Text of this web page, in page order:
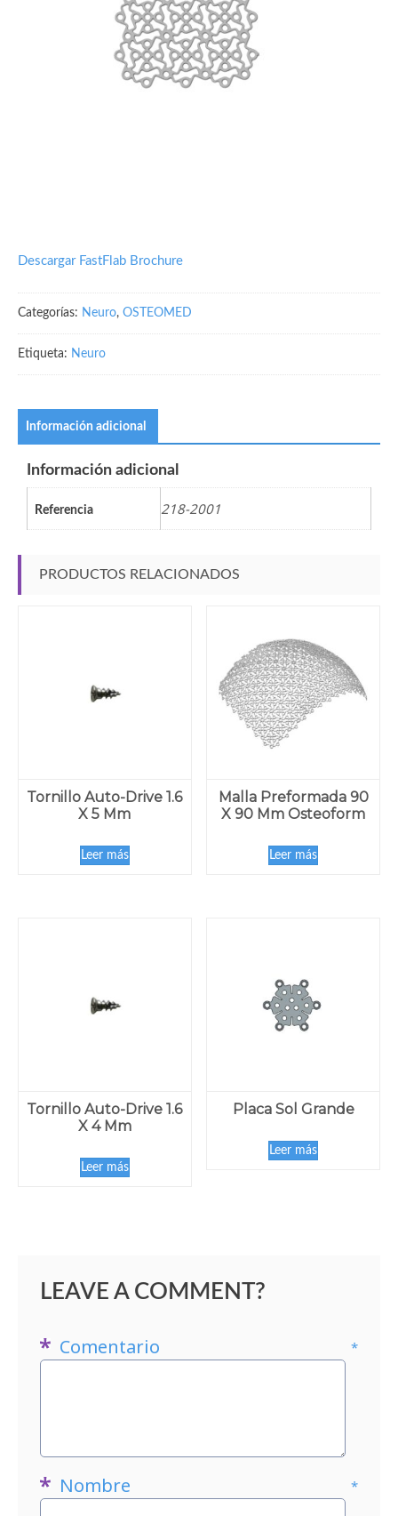
Descargar FastFlab Brochure
Categorías: Neuro, OSTEOMED
Etiqueta: Neuro
Información adicional
Información adicional
Referencia 218-2001
PRODUCTOS RELACIONADOS
Tornillo Auto-Drive 1.6
X 5 Mm
Leer más
Malla Preformada 90
X 90 Mm Osteoform
Leer más
Tornillo Auto-Drive 1.6
X 4 Mm
Leer más
Placa Sol Grande
Leer más
LEAVE A COMMENT?
Comentario *
Nombre *